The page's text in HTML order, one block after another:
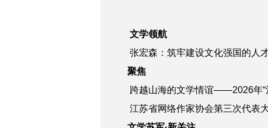
文学领航
张宏森：筑牢建设文化强国的人
聚焦
跨越山海的文学情谊——2026年“
江苏省网络作家协会第三次代表